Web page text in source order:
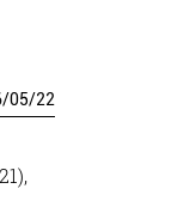
/05/22